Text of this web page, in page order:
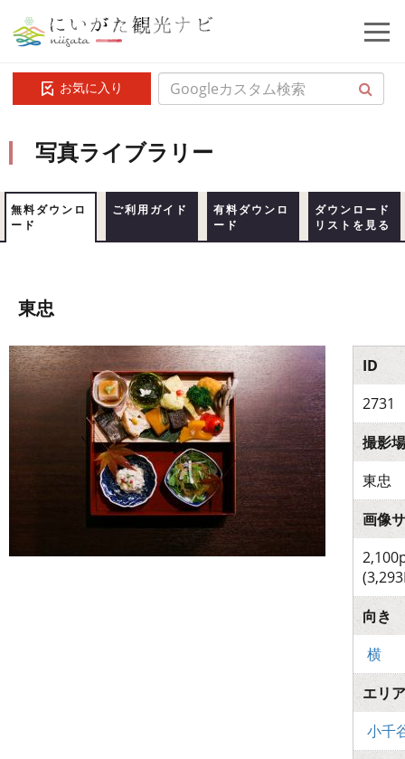
お気に入り
写真ライブラリー
無料ダウンロ
ード
ご利用ガイド
有料ダウンロ
ード
ダウンロード
リストを見る
東忠
ID
2731
撮影
東忠
画像
向き
横
エリア
小千